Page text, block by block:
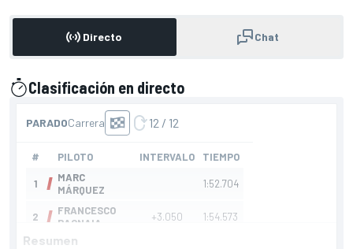
Directo Chat
Clasificación en directo
Resumen